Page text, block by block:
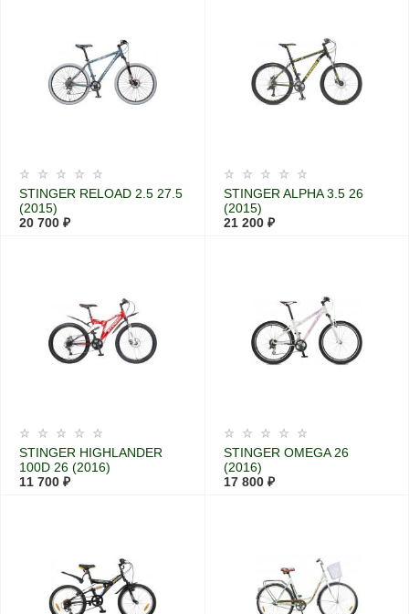
STINGER RELOAD 2.5 27.5
(2015)
20 700 ₽
STINGER ALPHA 3.5 26
(2015)
21 200 ₽
STINGER HIGHLANDER
100D 26 (2016)
11 700 ₽
STINGER OMEGA 26
(2016)
17 800 ₽